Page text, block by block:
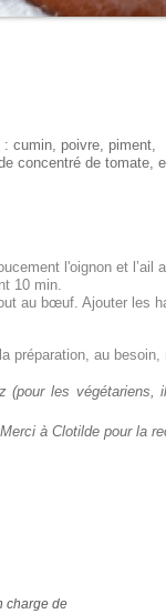
cumin, poivre, piment,
concentré de tomate,
l'oignon et l’ail
10 min.
au bœuf. Ajouter les
préparation, au besoin,
les
Merci à Clotilde pour la
charge de